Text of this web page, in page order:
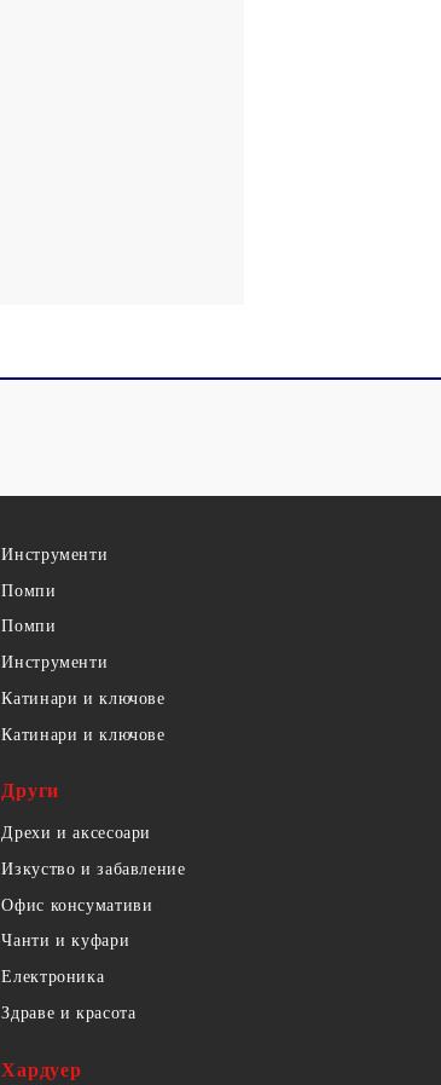
Инструменти
Помпи
Помпи
Инструменти
Катинари и ключове
Катинари и ключове
Други
Дрехи и аксесоари
Изкуство и забавление
Офис консумативи
Чанти и куфари
Електроника
Здраве и красота
Хардуер